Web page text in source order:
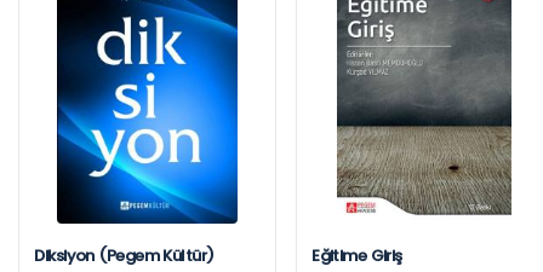
Diksiyon (Pegem Kültür) Eğitime Giriş